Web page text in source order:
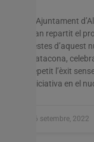
L’Ajuntament
han repartit el
festes d’aquest
Patacona,
repetit l’èxit
iniciativa en el
26 setembre, 2022